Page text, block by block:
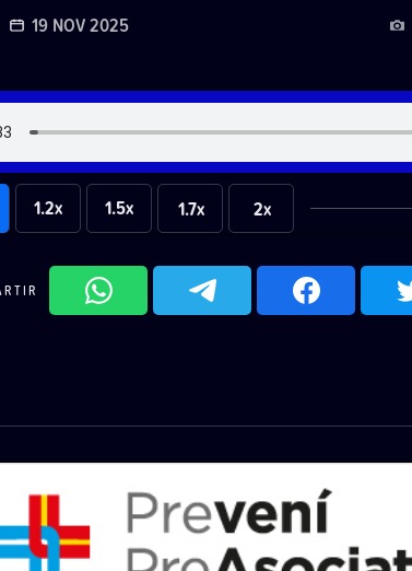
19 NOV 2025
1.2x 1.5x 1.7x 2x